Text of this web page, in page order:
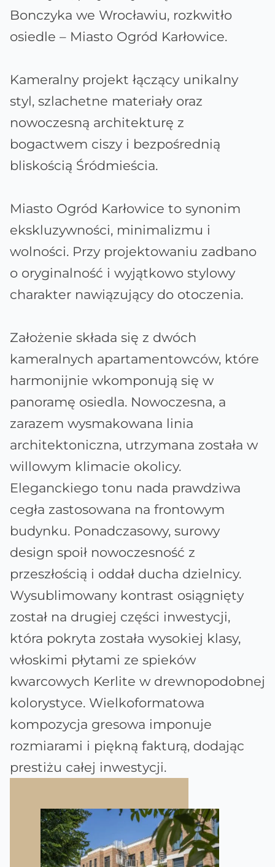
Bonczyka we Wrocławiu, rozkwitło
osiedle – Miasto Ogród Karłowice.
Kameralny projekt łączący unikalny
styl, szlachetne materiały oraz
nowoczesną architekturę z
bogactwem ciszy i bezpośrednią
bliskością Śródmieścia.
Miasto Ogród Karłowice to synonim
ekskluzywności, minimalizmu i
wolności. Przy projektowaniu zadbano
o oryginalność i wyjątkowo stylowy
charakter nawiązujący do otoczenia.
Założenie składa się z dwóch
kameralnych apartamentowców, które
harmonijnie wkomponują się w
panoramę osiedla. Nowoczesna, a
zarazem wysmakowana linia
architektoniczna, utrzymana została w
willowym klimacie okolicy.
Eleganckiego tonu nada prawdziwa
cegła zastosowana na frontowym
budynku. Ponadczasowy, surowy
design spoił nowoczesność z
przeszłością i oddał ducha dzielnicy.
Wysublimowany kontrast osiągnięty
został na drugiej części inwestycji,
która pokryta została wysokiej klasy,
włoskimi płytami ze spieków
kwarcowych Kerlite w drewnopodobnej
kolorystyce. Wielkoformatowa
kompozycja gresowa imponuje
rozmiarami i piękną fakturą, dodając
prestiżu całej inwestycji.